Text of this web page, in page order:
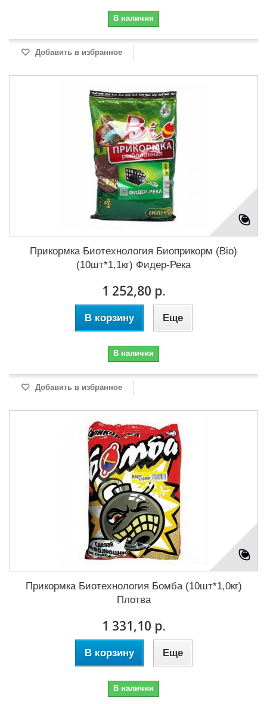
В наличии
Добавить в избранное
Прикормка Биотехнология Биоприкорм (Bio)
(10шт*1,1кг) Фидер-Река
1 252,80 р.
В корзину Еще
В наличии
Добавить в избранное
Прикормка Биотехнология Бомба (10шт*1,0кг)
Плотва
1 331,10 р.
В корзину Еще
В наличии